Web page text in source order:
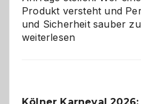
Produkt versteht und
und Sicherheit sauber
weiterlesen